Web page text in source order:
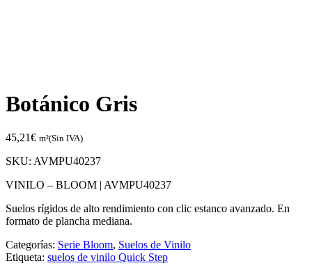
Botánico Gris
45,21€ m²(Sin IVA)
SKU: AVMPU40237
VINILO – BLOOM | AVMPU40237
Suelos rígidos de alto rendimiento con clic estanco avanzado. En
formato de plancha mediana.
Categorías: Serie Bloom, Suelos de Vinilo
Etiqueta: suelos de vinilo Quick Step